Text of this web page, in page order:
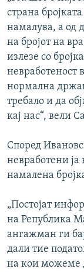
страна
намалува, а од
на бројот на
излезе со
невработеност
нормална
требало и да
кај нас“, вели
Според
невработени ја
намалена
„Постојат
на Република
ангажман ги
дали тие
на кои можеме